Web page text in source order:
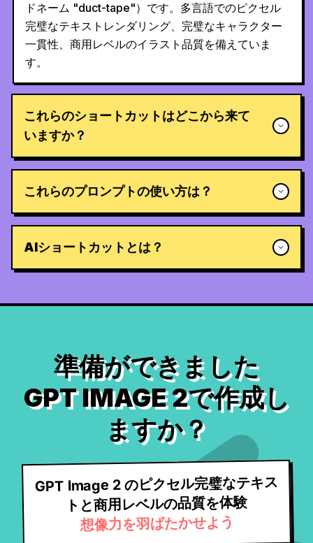
ドネーム "duct-tape"）です。多言語でのピクセル
完璧なテキストレンダリング、完璧なキャラクター
一貫性、商用レベルのイラスト品質を備えていま
す。
これらのショートカットはどこから来て
いますか？
これらのプロンプトの使い方は？
AIショートカットとは？
準備ができました
GPT IMAGE 2で作成し
ますか？
GPT Image 2 のピクセル完璧なテキス
トと商用レベルの品質を体験
想像力を羽ばたかせよう